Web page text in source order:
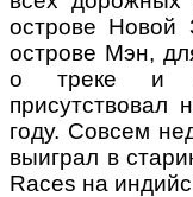
острове Новой
острове Мэн,
о треке и
присутствовал
году. Совсем
выиграл в
Races на